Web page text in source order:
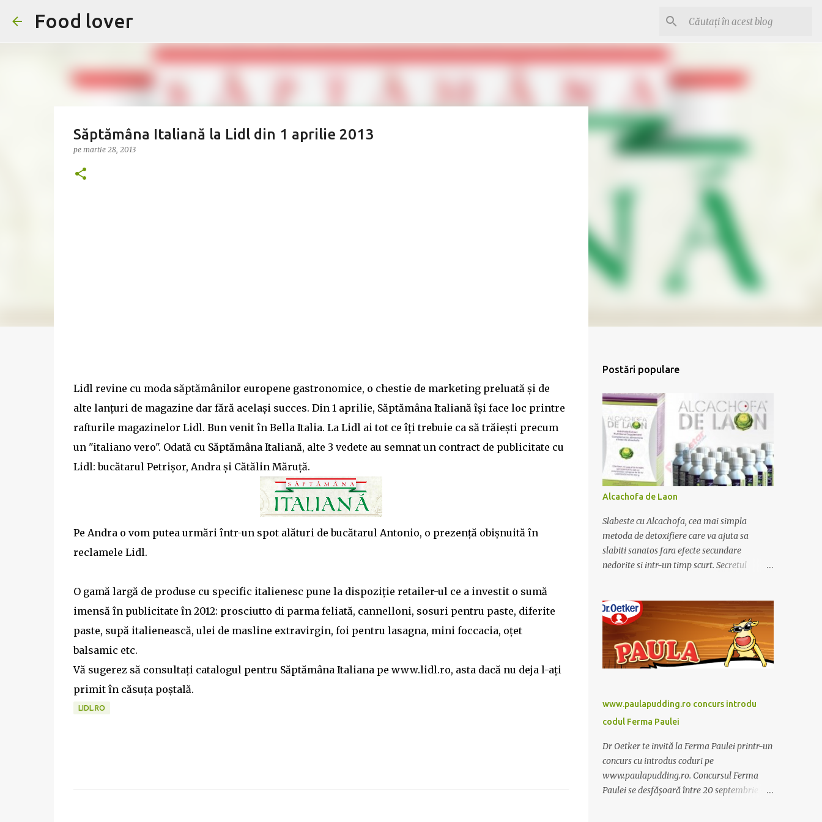
Food lover
Săptămâna Italiană la Lidl din 1 aprilie 2013
pe martie 28, 2013
Lidl revine cu moda săptămânilor europene gastronomice, o chestie de marketing preluată și de
alte lanțuri de magazine dar fără același succes. Din 1 aprilie, Săptămâna Italiană își face loc printre
rafturile magazinelor Lidl. Bun venit în Bella Italia. La Lidl ai tot ce îți trebuie ca să trăiești precum
un "italiano vero". Odată cu Săptămâna Italiană, alte 3 vedete au semnat un contract de publicitate cu
Lidl: bucătarul Petrișor, Andra și Cătălin Măruță.
Pe Andra o vom putea urmări într-un spot alături de bucătarul Antonio, o prezență obișnuită în
reclamele Lidl.
O gamă largă de produse cu specific italienesc pune la dispoziție retailer-ul ce a investit o sumă
imensă în publicitate în 2012: prosciutto di parma feliată, cannelloni, sosuri pentru paste, diferite
paste, supă italienească, ulei de masline extravirgin, foi pentru lasagna, mini foccacia, oțet
balsamic etc.
Vă sugerez să consultați catalogul pentru Săptămâna Italiana pe www.lidl.ro, asta dacă nu deja l-ați
primit în căsuța poștală.
LIDL.RO
Postări populare
Alcachofa de Laon
Slabeste cu Alcachofa, cea mai simpla
metoda de detoxifiere care va ajuta sa
slabiti sanatos fara efecte secundare
nedorite si intr-un timp scurt. Secretul
trebuie sa folositi o dieta anume iar
Alcachofa se administreaza usor, cate o
sticluta pe zi. Cutia de Alcachofa contine 14
sticlute. Pret 189 lei.
www.paulapudding.ro concurs introdu
codul Ferma Paulei
Dr Oetker te invită la Ferma Paulei printr-un
concurs cu introdus coduri pe
www.paulapudding.ro. Concursul Ferma
Paulei se desfășoară între 20 septembrie -